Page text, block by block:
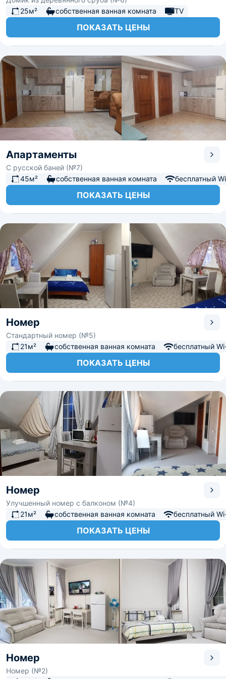
25м²
собственная ванная комната TV
ПОКАЗАТЬ ЦЕНЫ
Апартаменты
С русской баней (№7)
45м²
собственная ванная комната бесплатный
ПОКАЗАТЬ ЦЕНЫ
Номер
Стандартный номер (№5)
21м²
собственная ванная комната бесплатный
ПОКАЗАТЬ ЦЕНЫ
Номер
Улучшенный номер с балконом (№4)
21м²
собственная ванная комната бесплатный
ПОКАЗАТЬ ЦЕНЫ
Номер
Номер (№2)